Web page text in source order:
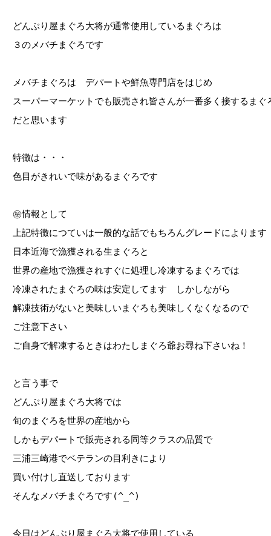
どんぶり屋まぐろ大将が通常使用しているまぐろは
３のメバチまぐろです
メバチまぐろは デパートや鮮魚専門店をはじめ
スーパーマーケットでも販売され皆さんが一番多く接するまぐ
だと思います
特徴は・・・
色目がきれいで味があるまぐろです
㊙情報として
上記特徴につていは一般的な話でもちろんグレードによります
日本近海で漁獲される生まぐろと
世界の産地で漁獲されすぐに処理し冷凍するまぐろでは
冷凍されたまぐろの味は安定してます しかしながら
解凍技術がないと美味しいまぐろも美味しくなくなるので
ご注意下さい
ご自身で解凍するときはわたしまぐろ爺お尋ね下さいね！
と言う事で
どんぶり屋まぐろ大将では
旬のまぐろを世界の産地から
しかもデパートで販売される同等クラスの品質で
三浦三崎港でベテランの目利きにより
買い付けし直送しております
そんなメバチまぐろです(^_^)
今日はどんぶり屋まぐろ大将で使用している